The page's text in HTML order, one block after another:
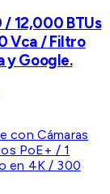
/ 12,000 BTUs
Vca / Filtro
y Google.